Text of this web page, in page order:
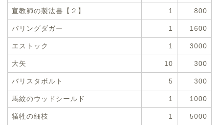
宣教師の製法書【２】 1 800
パリングダガー 1 1600
エストック 1 3000
大矢 10 300
バリスタボルト 5 300
馬紋のウッドシールド 1 1000
犠牲の細枝 1 5000